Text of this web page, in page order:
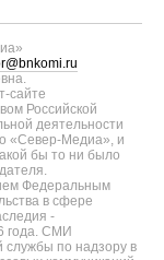
сайте
Российской
деятельности
«Север-Медиа», и
бы то ни было
Федеральным
в сфере
-
года. СМИ
службы по надзору в